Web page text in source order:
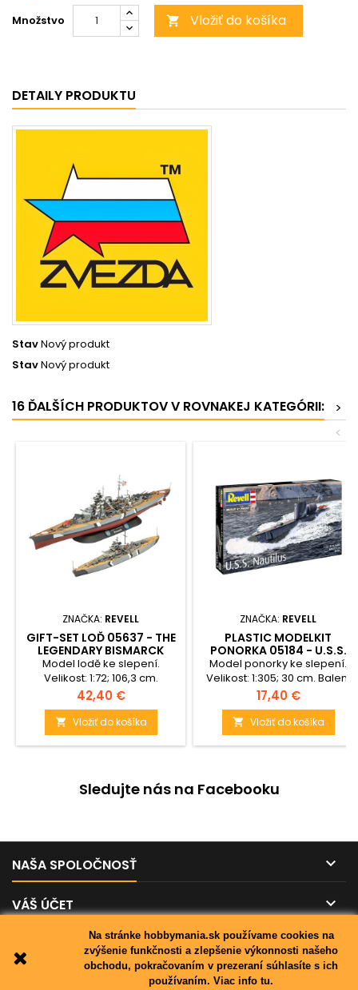
Na stránke hobbymania.sk používame cookies na
zvýšenie funkčnosti a zlepšenie výkonnosti našeho
obchodu, pokračovaním v prezeraní súhlasíte s ich
používaním. Viac info tu.
Množstvo  Vložiť do košíka
DETAILY PRODUKTU
StavNový produkt
StavNový produkt
16 ĎALŠÍCH PRODUKTOV V ROVNAKEJ KATEGÓRII:
>
<
ZNAČKA: REVELL
GIFT-SET LOĎ 05637 - THE
LEGENDARY BISMARCK
(1:700 + 1:1200)
Model lodě ke slepení.
Velikost: 1:72; 106,3 cm.
Cena
42,40 €
 Vložiť do košíka
ZNAČKA: REVELL
PLASTIC MODELKIT
PONORKA 05184 - U.S.S.
NAUTILUS (1:305)
Model ponorky ke slepení.
Velikost: 1:305; 30 cm. Balení
obsahuje: 30 dílků ke slepení.
Cena
17,40 €
 Vložiť do košíka
Sledujte nás na Facebooku
NAŠA SPOLOČNOSŤ 
VÁŠ ÚČET 

© Copyright 2026 hobbymania.sk. All Rights Reserved.